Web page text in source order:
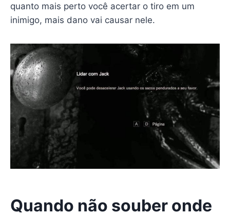
quanto mais perto você acertar o tiro em um
inimigo, mais dano vai causar nele.
Quando não souber onde